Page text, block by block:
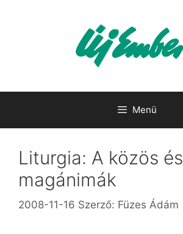
Menü
Liturgia: A közös és
magánimák
2008-11-16 Szerző: Füzes Ádám